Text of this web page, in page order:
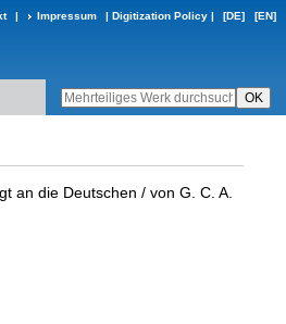
| Impressum | Digitization Policy | [DE] [EN]
an die Deutschen / von G. C. A.